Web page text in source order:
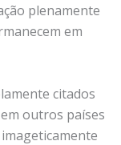
plenamente
em
citados
outros países